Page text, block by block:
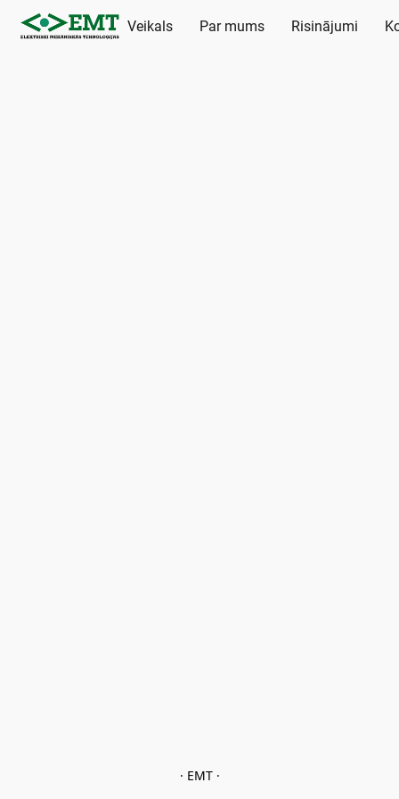
Veikals Par mums Risinājumi
· EMT ·